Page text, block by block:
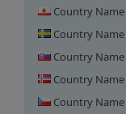
Country Name
Country Name
Country Name
Country Name
Country Name